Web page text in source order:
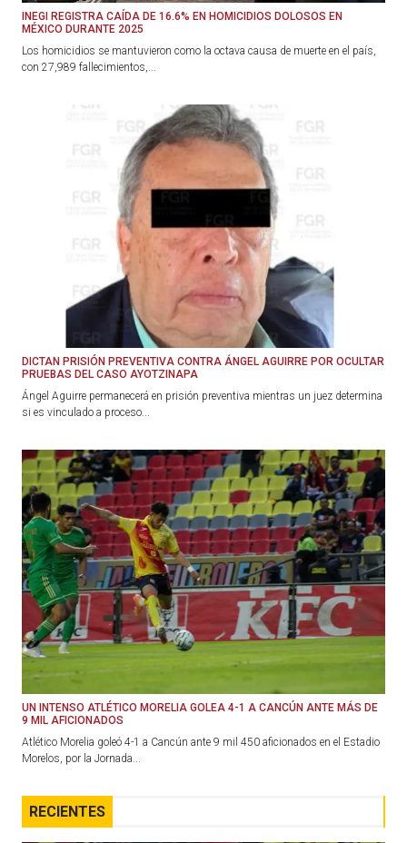
INEGI REGISTRA CAÍDA DE 16.6% EN HOMICIDIOS DOLOSOS EN
MÉXICO DURANTE 2025
Los homicidios se mantuvieron como la octava causa de muerte en el país,
con 27,989 fallecimientos,...
DICTAN PRISIÓN PREVENTIVA CONTRA ÁNGEL AGUIRRE POR OCULTAR
PRUEBAS DEL CASO AYOTZINAPA
Ángel Aguirre permanecerá en prisión preventiva mientras un juez determina
si es vinculado a proceso...
UN INTENSO ATLÉTICO MORELIA GOLEA 4-1 A CANCÚN ANTE MÁS DE
9 MIL AFICIONADOS
Atlético Morelia goleó 4-1 a Cancún ante 9 mil 450 aficionados en el Estadio
Morelos, por la Jornada...
RECIENTES